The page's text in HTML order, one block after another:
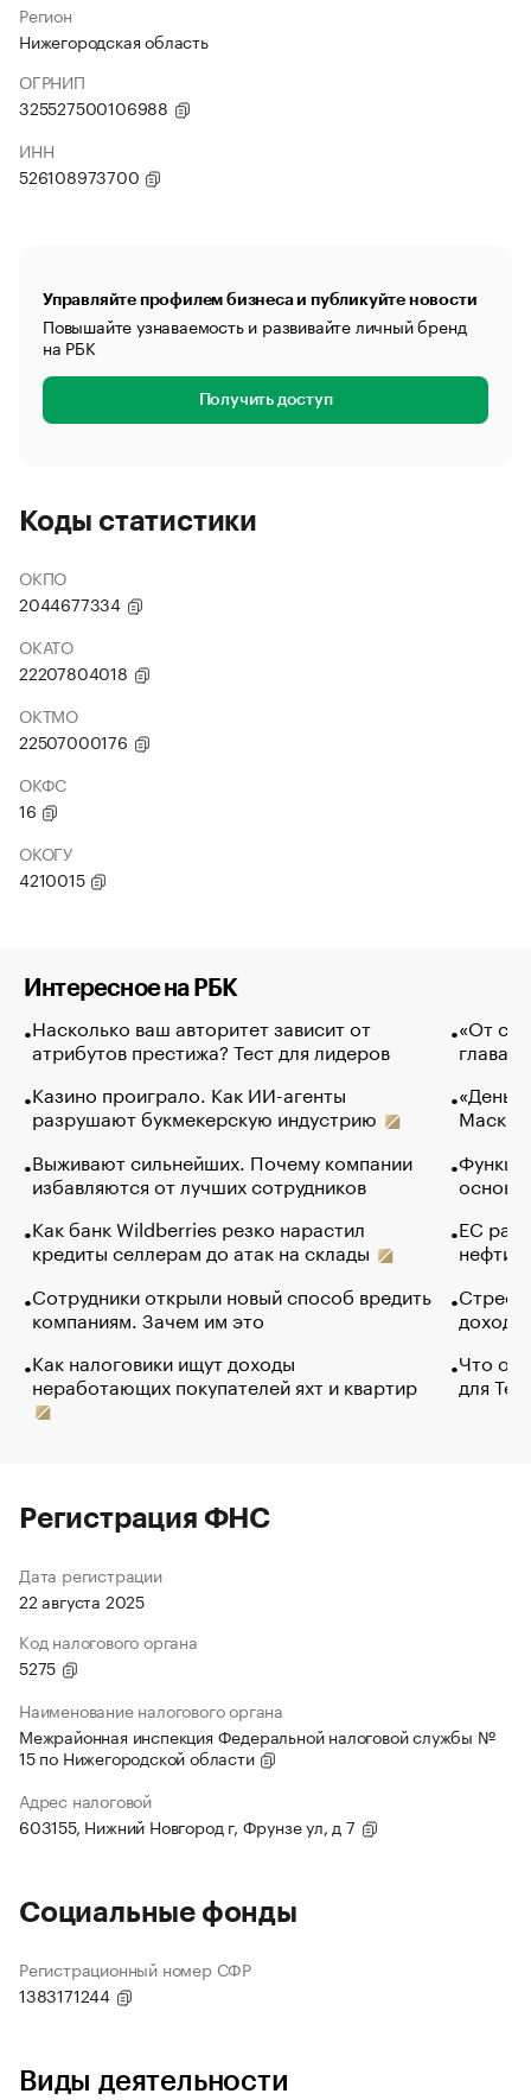
Регион
Нижегородская область
ОГРНИП
325527500106988
ИНН
526108973700
Управляйте профилем бизнеса и публикуйте новости
Повышайте узнаваемость и развивайте личный бренд
на РБК
Получить доступ
Коды статистики
ОКПО
2044677334
ОКАТО
22207804018
ОКТМО
22507000176
ОКФС
16
ОКОГУ
4210015
Интересное на РБК
Насколько ваш авторитет зависит от
атрибутов престижа? Тест для лидеров
Казино проиграло. Как ИИ-агенты
разрушают букмекерскую индустрию
Выживают сильнейших. Почему компании
избавляются от лучших сотрудников
Как банк Wildberries резко нарастил
кредиты селлерам до атак на склады
Сотрудники открыли новый способ вредить
компаниям. Зачем им это
Как налоговики ищут доходы
неработающих покупателей яхт и квартир
«От
глава
Маск в
основ
ЕС
нефти
Что
для
Регистрация ФНС
Дата регистрации
22 августа 2025
Код налогового органа
5275
Наименование налогового органа
Межрайонная инспекция Федеральной налоговой службы №
15 по Нижегородской области
Адрес налоговой
603155, Нижний Новгород г, Фрунзе ул, д 7
Социальные фонды
Регистрационный номер СФР
1383171244
Виды деятельности